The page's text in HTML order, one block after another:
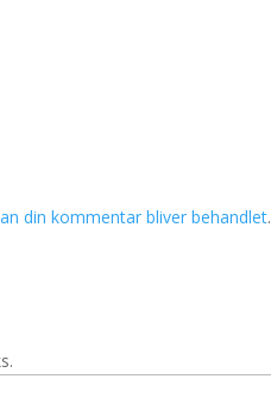
din kommentar bliver behandlet.